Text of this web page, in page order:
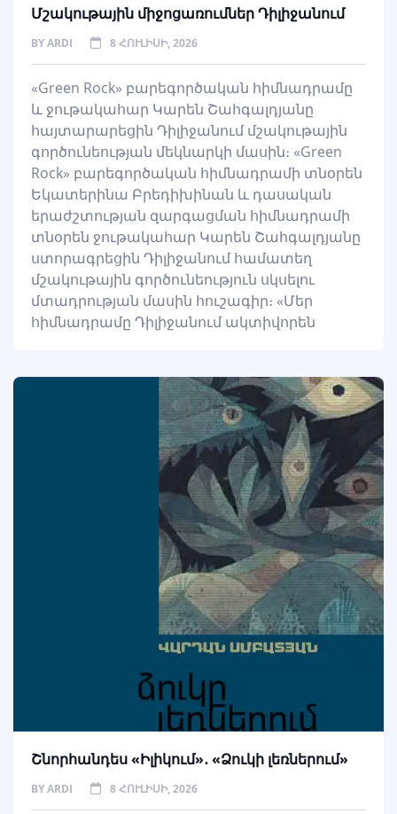
Մշակութային միջոցառումներ Դիլիջանում
BYARDI 8 ՀՈՒԼԻՍԻ, 2026
«Green Rock» բարեգործական հիմնադրամը
և ջութակահար Կարեն Շահգալդյանը
հայտարարեցին Դիլիջանում մշակութային
գործունեության մեկնարկի մասին։ «Green
Rock» բարեգործական հիմնադրամի տնօրեն
Եկատերինա Բրեդիխինան և դասական
երաժշտության զարգացման հիմնադրամի
տնօրեն ջութակահար Կարեն Շահգալդյանը
ստորագրեցին Դիլիջանում համատեղ
մշակութային գործունեություն սկսելու
մտադրության մասին հուշագիր։ «Մեր
հիմնադրամը Դիլիջանում ակտիվորեն
Շնորհանդես «Իլիկում»․ «Ձուկի լեռներում»
BYARDI 8 ՀՈՒԼԻՍԻ, 2026